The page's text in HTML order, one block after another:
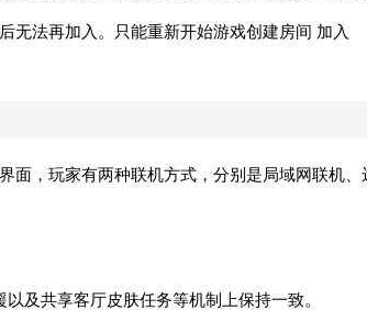
无法再加入。只能重新开始游戏创建房间 加入
，玩家有两种联机方式，分别是局域网联机、
及共享客厅皮肤任务等机制上保持一致。